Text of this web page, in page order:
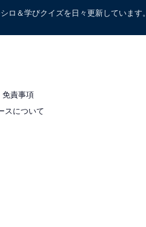
ロ＆学びクイズを日々更新しています。
免責事項
スについて